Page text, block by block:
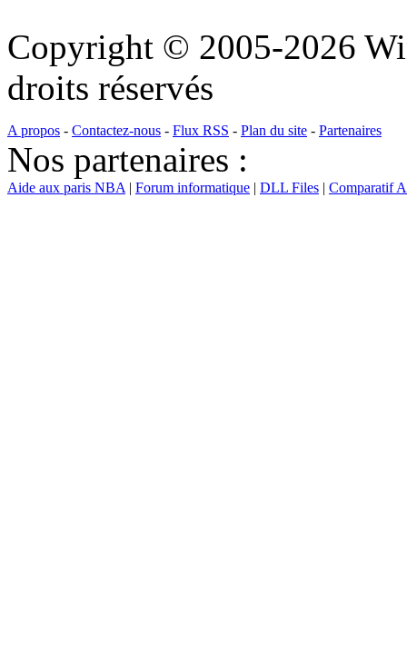
Copyright © 2005-2026
droits réservés
A propos - Contactez-nous - Flux RSS - Plan du site - Partenaires
Nos partenaires :
Aide aux paris NBA | Forum informatique | DLL Files | Comparatif